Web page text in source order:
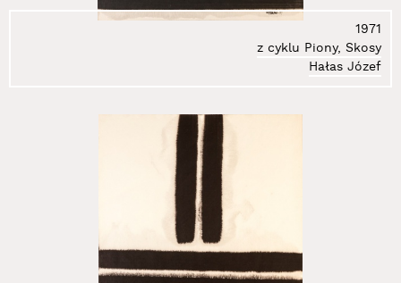
1971
z cyklu Piony, Skosy
Hałas Józef